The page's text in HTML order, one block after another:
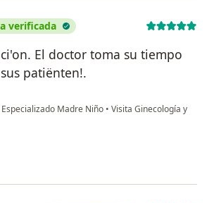
verificada
El doctor toma su tiempo
patiënten!.
Madre Niño • Visita Ginecología y
Roxana